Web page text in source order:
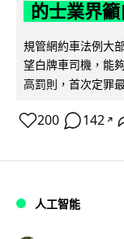
的士業界
規管網約車法例大
望白牌車司機，能
高罰則，首次定罪
200 142 ↗
人工智能